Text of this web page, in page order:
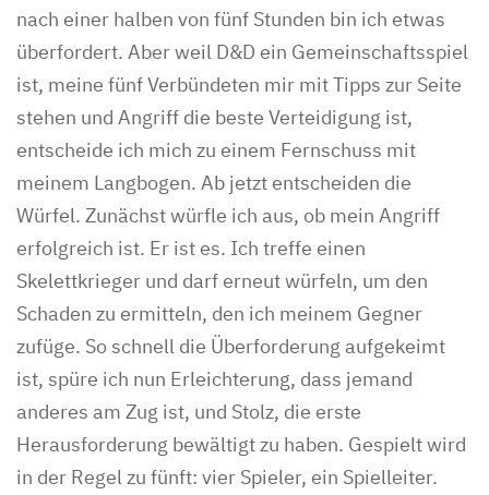
nach einer halben von fünf Stunden bin ich etwas
überfordert. Aber weil D&D ein Gemeinschaftsspiel
ist, meine fünf Verbündeten mir mit Tipps zur Seite
stehen und Angriff die beste Verteidigung ist,
entscheide ich mich zu einem Fernschuss mit
meinem Langbogen. Ab jetzt entscheiden die
Würfel. Zunächst würfle ich aus, ob mein Angriff
erfolgreich ist. Er ist es. Ich treffe einen
Skelettkrieger und darf erneut würfeln, um den
Schaden zu ermitteln, den ich meinem Gegner
zufüge. So schnell die Überforderung aufgekeimt
ist, spüre ich nun Erleichterung, dass jemand
anderes am Zug ist, und Stolz, die erste
Herausforderung bewältigt zu haben. Gespielt wird
in der Regel zu fünft: vier Spieler, ein Spielleiter.